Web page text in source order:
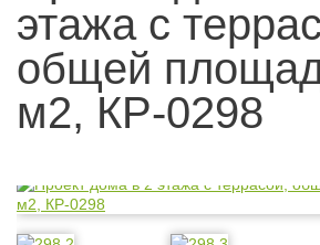
этажа с
общей
м2, КР-0298